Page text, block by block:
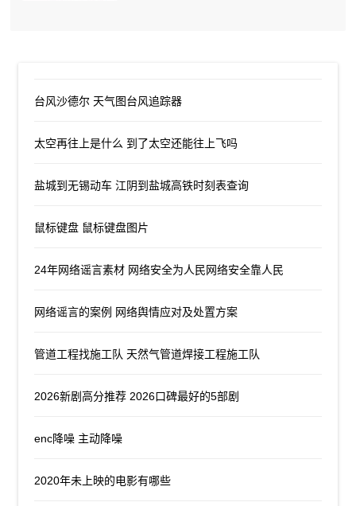
台风沙德尔 天气图台风追踪器
太空再往上是什么 到了太空还能往上飞吗
盐城到无锡动车 江阴到盐城高铁时刻表查询
鼠标键盘 鼠标键盘图片
24年网络谣言素材 网络安全为人民网络安全靠人民
网络谣言的案例 网络舆情应对及处置方案
管道工程找施工队 天然气管道焊接工程施工队
2026新剧高分推荐 2026口碑最好的5部剧
enc降噪 主动降噪
2020年未上映的电影有哪些